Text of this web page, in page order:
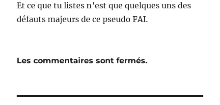
Et ce que tu listes n’est que quelques uns des
défauts majeurs de ce pseudo FAI.
Les commentaires sont fermés.